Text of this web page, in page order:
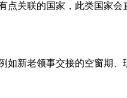
点关联的国家，此类国家
如新老领事交接的空窗期